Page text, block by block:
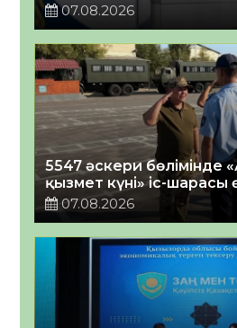
07.08.2026
5547 әскери бөлімінде
қызмет күні» іс-шарасы
07.08.2026